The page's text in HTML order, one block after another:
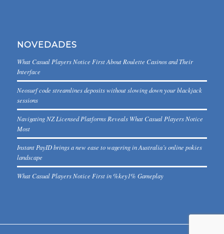
NOVEDADES
What Casual Players Notice First About Roulette Casinos and Their
Interface
Neosurf code streamlines deposits without slowing down your blackjack
sessions
Navigating NZ Licensed Platforms Reveals What Casual Players Notice
Most
Instant PayID brings a new ease to wagering in Australia’s online pokies
landscape
What Casual Players Notice First in %key1% Gameplay